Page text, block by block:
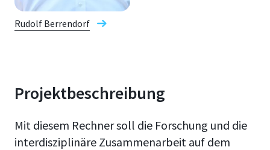
Rudolf Berrendorf
Projektbeschreibung
Mit diesem Rechner soll die Forschung und die
interdisziplinäre Zusammenarbeit auf dem